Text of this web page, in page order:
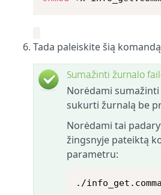
Tada paleiskite šią
Sumažinti žurnalo
Norėdami
sukurti žurnalą be
Norėdami tai
žingsnyje pateiktą
parametru:
./